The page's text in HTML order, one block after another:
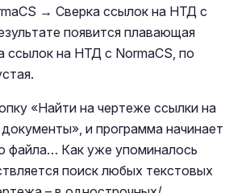
→ Сверка ссылок на НТД c
появится плавающая
ссылок на НТД c NormaCS, по
«Найти на чертеже ссылки на
и программа начинает
файла… Как уже упоминалось
поиск любых текстовых